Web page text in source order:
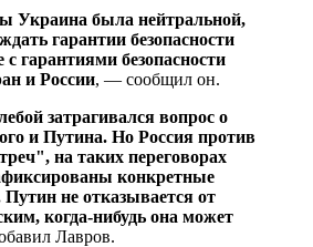
Украина была нейтральной,
гарантии безопасности
гарантиями безопасности
и России, — сообщил он.
затрагивался вопрос о
и Путина. Но Россия против
на таких переговорах
конкретные
Путин не отказывается от
когда-нибудь она может
Лавров.